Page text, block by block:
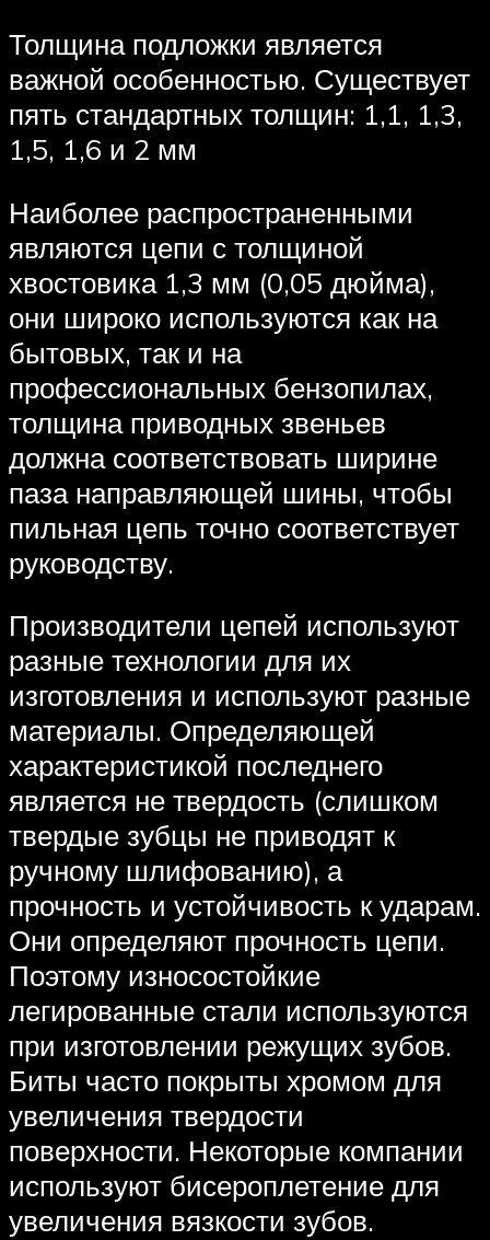
Толщина подложки является
важной особенностью. Существует
пять стандартных толщин: 1,1, 1,3,
1,5, 1,6 и 2 мм
Наиболее распространенными
являются цепи с толщиной
хвостовика 1,3 мм (0,05 дюйма),
они широко используются как на
бытовых, так и на
профессиональных бензопилах,
толщина приводных звеньев
должна соответствовать ширине
паза направляющей шины, чтобы
пильная цепь точно соответствует
руководству.
Производители цепей используют
разные технологии для их
изготовления и используют разные
материалы. Определяющей
характеристикой последнего
является не твердость (слишком
твердые зубцы не приводят к
ручному шлифованию), а
прочность и устойчивость к ударам.
Они определяют прочность цепи.
Поэтому износостойкие
легированные стали используются
при изготовлении режущих зубов.
Биты часто покрыты хромом для
увеличения твердости
поверхности. Некоторые компании
используют бисероплетение для
увеличения вязкости зубов.